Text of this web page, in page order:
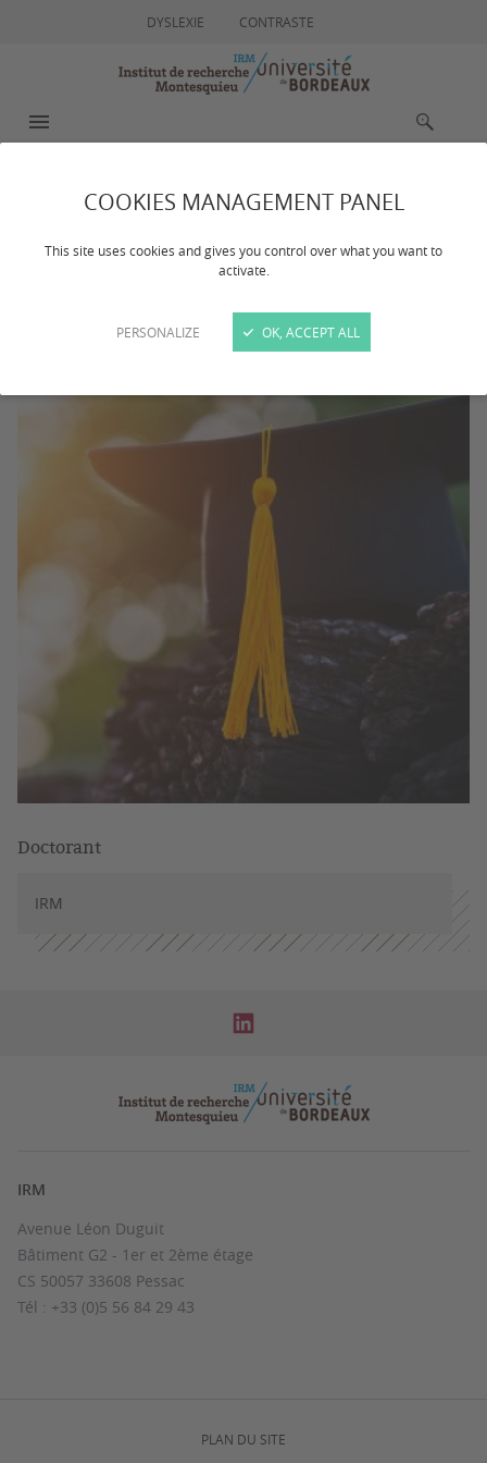
COOKIES MANAGEMENT PANEL
This site uses cookies and gives you control over what you want to
activate.
PERSONALIZE OK, ACCEPT ALL
DYSLEXIE CONTRASTE
MENU RECHERCHE
AL ASFARY Mohammed
Doctorant
IRM
IRM
Avenue Léon Duguit
Bâtiment G2 - 1er et 2ème étage
CS 50057 33608 Pessac
Tél : +33 (0)5 56 84 29 43
PLAN DU SITE